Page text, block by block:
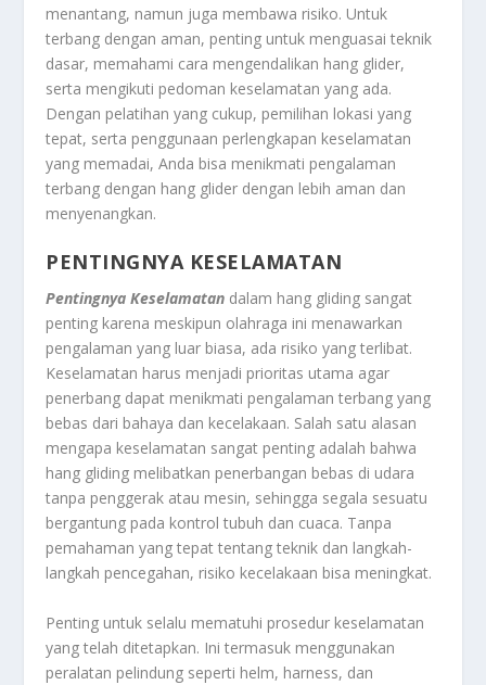
menantang, namun juga membawa risiko. Untuk
terbang dengan aman, penting untuk menguasai teknik
dasar, memahami cara mengendalikan hang glider,
serta mengikuti pedoman keselamatan yang ada.
Dengan pelatihan yang cukup, pemilihan lokasi yang
tepat, serta penggunaan perlengkapan keselamatan
yang memadai, Anda bisa menikmati pengalaman
terbang dengan hang glider dengan lebih aman dan
menyenangkan.
PENTINGNYA KESELAMATAN
Pentingnya Keselamatan dalam hang gliding sangat
penting karena meskipun olahraga ini menawarkan
pengalaman yang luar biasa, ada risiko yang terlibat.
Keselamatan harus menjadi prioritas utama agar
penerbang dapat menikmati pengalaman terbang yang
bebas dari bahaya dan kecelakaan. Salah satu alasan
mengapa keselamatan sangat penting adalah bahwa
hang gliding melibatkan penerbangan bebas di udara
tanpa penggerak atau mesin, sehingga segala sesuatu
bergantung pada kontrol tubuh dan cuaca. Tanpa
pemahaman yang tepat tentang teknik dan langkah-
langkah pencegahan, risiko kecelakaan bisa meningkat.
Penting untuk selalu mematuhi prosedur keselamatan
yang telah ditetapkan. Ini termasuk menggunakan
peralatan pelindung seperti helm, harness, dan